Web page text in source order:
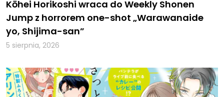
Kōhei Horikoshi wraca do Weekly Shonen
Jump z horrorem one-shot „Warawanaide
yo, Shijima-san”
5 sierpnia, 2026